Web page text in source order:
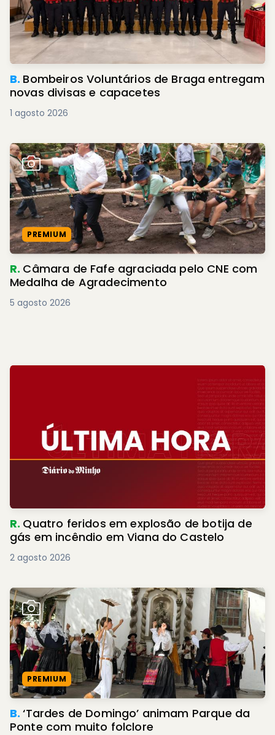
B. Bombeiros Voluntários de Braga entregam
novas divisas e capacetes
1 agosto 2026
PREMIUM
R. Câmara de Fafe agraciada pelo CNE com
Medalha de Agradecimento
5 agosto 2026
R. Quatro feridos em explosão de botija de
gás em incêndio em Viana do Castelo
2 agosto 2026
PREMIUM
B.‘Tardes de Domingo’ animam Parque da
Ponte com muito folclore